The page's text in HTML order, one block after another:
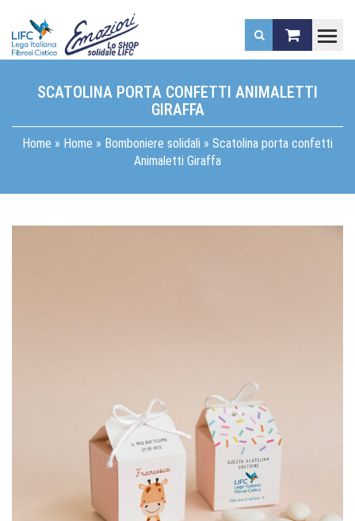
SCATOLINA PORTA CONFETTI ANIMALETTI
GIRAFFA
Home » Home » Bomboniere solidali » Scatolina porta confetti
Animaletti Giraffa